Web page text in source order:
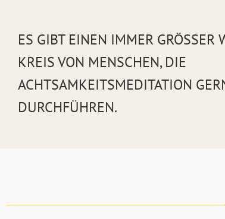
ES GIBT EINEN IMMER GRÖSSER
REIS VON MENSCHEN, DIE A
CHTSAMKEITSMEDITATION
URCHFÜHREN.